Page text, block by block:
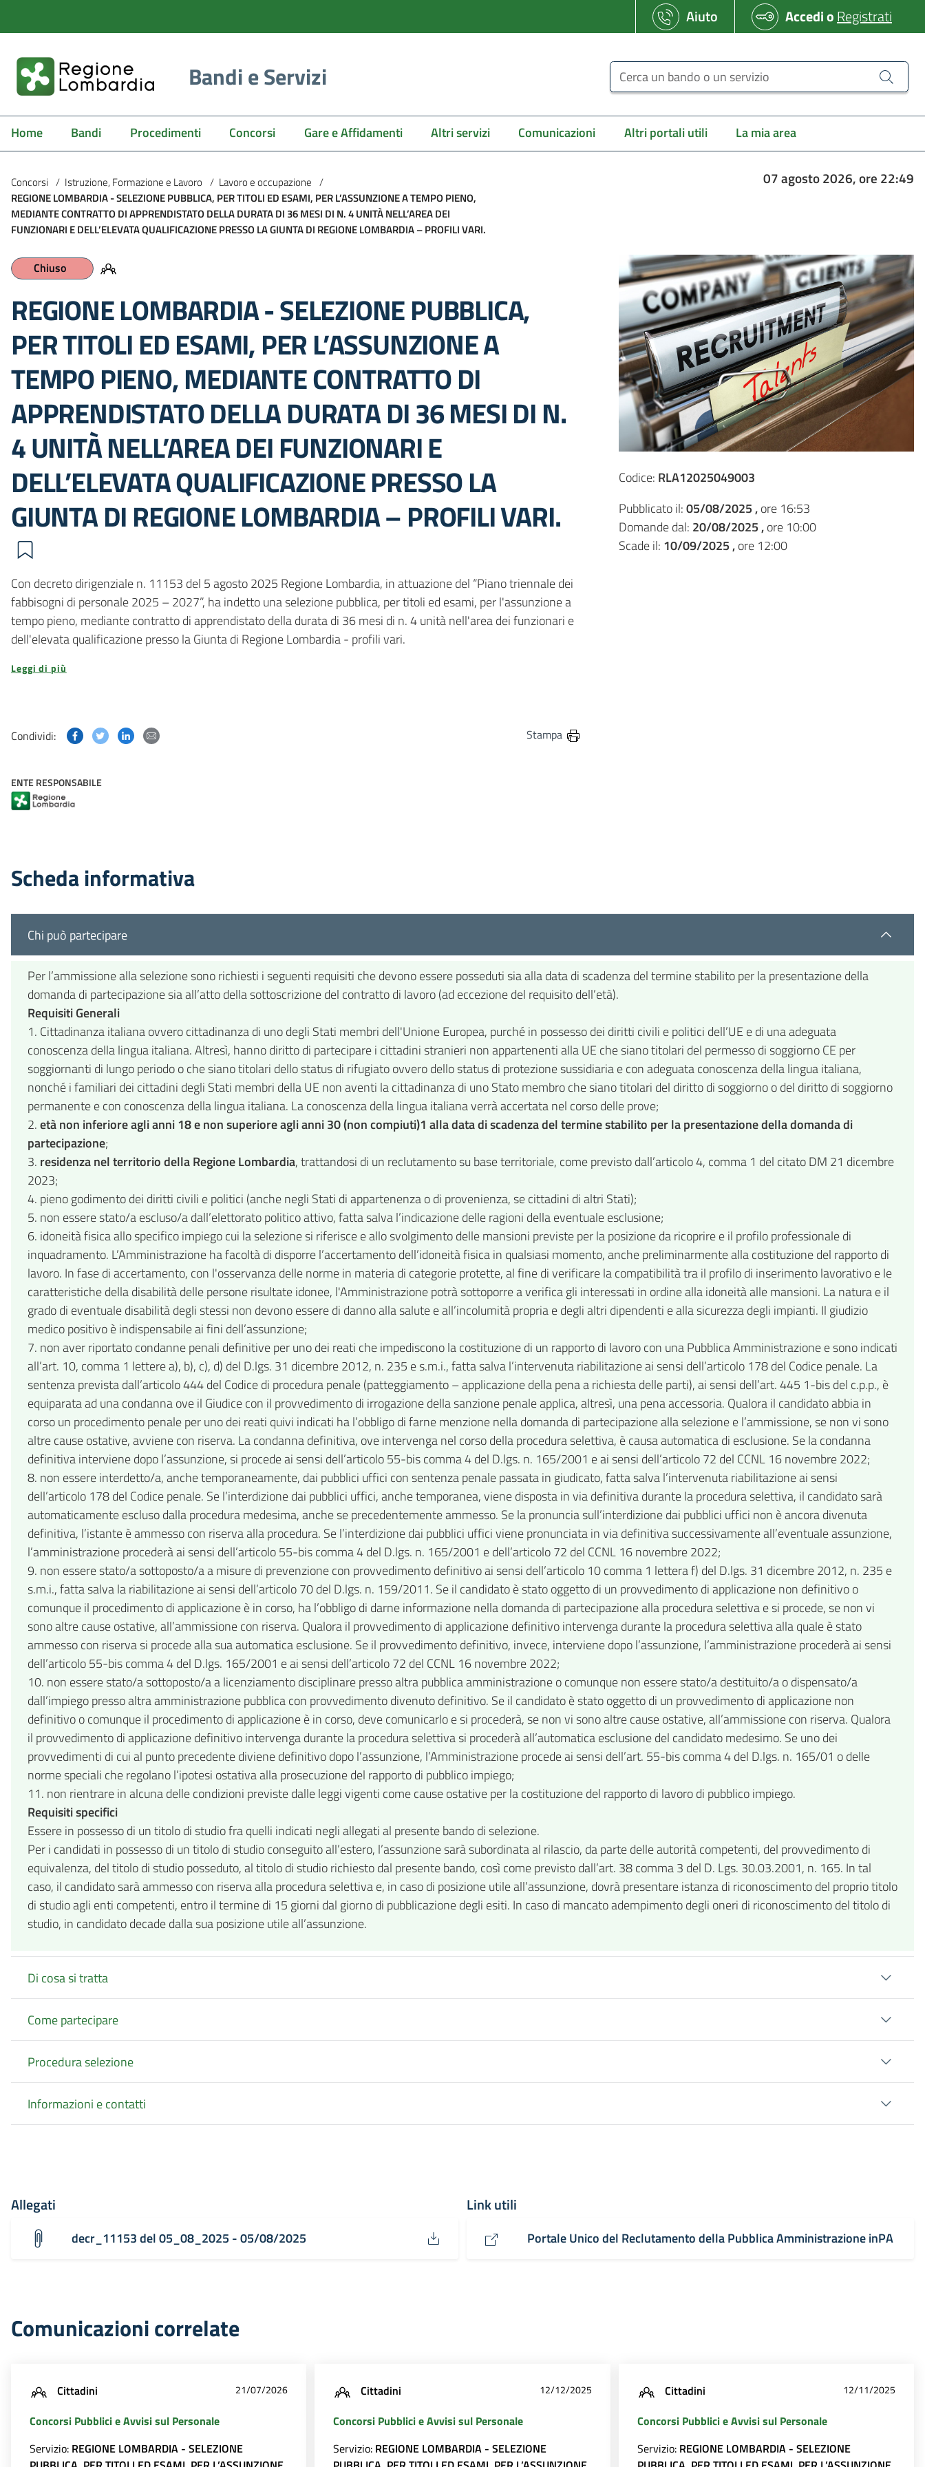
Aiuto AccedioRegistrati
Bandi e Servizi Cerca un bando o un servizio
Home Bandi Procedimenti Concorsi Gare e Affidamenti Altri servizi Comunicazioni Altri portali utili La mia area
Concorsi / Istruzione, Formazione e Lavoro / Lavoro e occupazione /
REGIONE LOMBARDIA - SELEZIONE PUBBLICA, PER TITOLI ED ESAMI, PER L’ASSUNZIONE A TEMPO PIENO,
MEDIANTE CONTRATTO DI APPRENDISTATO DELLA DURATA DI 36 MESI DI N. 4 UNITÀ NELL’AREA DEI
FUNZIONARI E DELL’ELEVATA QUALIFICAZIONE PRESSO LA GIUNTA DI REGIONE LOMBARDIA – PROFILI VARI.
07 agosto 2026, ore 22:49
Chiuso
REGIONE LOMBARDIA - SELEZIONE PUBBLICA,
PER TITOLI ED ESAMI, PER L’ASSUNZIONE A
TEMPO PIENO, MEDIANTE CONTRATTO DI
APPRENDISTATO DELLA DURATA DI 36 MESI DI N.
4 UNITÀ NELL’AREA DEI FUNZIONARI E
DELL’ELEVATA QUALIFICAZIONE PRESSO LA
GIUNTA DI REGIONE LOMBARDIA – PROFILI VARI.
Con decreto dirigenziale n. 11153 del 5 agosto 2025 Regione Lombardia, in attuazione del “Piano triennale dei
fabbisogni di personale 2025 – 2027”, ha indetto una selezione pubblica, per titoli ed esami, per l'assunzione a
tempo pieno, mediante contratto di apprendistato della durata di 36 mesi di n. 4 unità nell'area dei funzionari e
dell'elevata qualificazione presso la Giunta di Regione Lombardia - profili vari.
Leggi di più
Condividi: Condividi questa pagina su Facebook
Condividi questa pagina su Twitter
Condividi questa pagina su Linkedin Stampa
ENTE RESPONSABILE
Codice: RLA12025049003
Pubblicato il:05/08/2025 ,ore 16:53
Domande dal: 20/08/2025 ,ore 10:00
Scade il: 10/09/2025 ,ore 12:00
Scheda informativa
Chi può partecipare
Per l’ammissione alla selezione sono richiesti i seguenti requisiti che devono essere posseduti sia alla data di scadenza del termine stabilito per la presentazione della
domanda di partecipazione sia all’atto della sottoscrizione del contratto di lavoro (ad eccezione del requisito dell’età).
Requisiti Generali
1. Cittadinanza italiana ovvero cittadinanza di uno degli Stati membri dell'Unione Europea, purché in possesso dei diritti civili e politici dell’UE e di una adeguata
conoscenza della lingua italiana. Altresì, hanno diritto di partecipare i cittadini stranieri non appartenenti alla UE che siano titolari del permesso di soggiorno CE per
soggiornanti di lungo periodo o che siano titolari dello status di rifugiato ovvero dello status di protezione sussidiaria e con adeguata conoscenza della lingua italiana,
nonché i familiari dei cittadini degli Stati membri della UE non aventi la cittadinanza di uno Stato membro che siano titolari del diritto di soggiorno o del diritto di soggiorno
permanente e con conoscenza della lingua italiana. La conoscenza della lingua italiana verrà accertata nel corso delle prove;
2.età non inferiore agli anni 18 e non superiore agli anni 30 (non compiuti)1 alla data di scadenza del termine stabilito per la presentazione della domanda di
partecipazione;
3. residenza nel territorio della Regione Lombardia, trattandosi di un reclutamento su base territoriale, come previsto dall’articolo 4, comma 1 del citato DM 21 dicembre
2023;
4. pieno godimento dei diritti civili e politici (anche negli Stati di appartenenza o di provenienza, se cittadini di altri Stati);
5. non essere stato/a escluso/a dall’elettorato politico attivo, fatta salva l’indicazione delle ragioni della eventuale esclusione;
6. idoneità fisica allo specifico impiego cui la selezione si riferisce e allo svolgimento delle mansioni previste per la posizione da ricoprire e il profilo professionale di
inquadramento. L’Amministrazione ha facoltà di disporre l’accertamento dell’idoneità fisica in qualsiasi momento, anche preliminarmente alla costituzione del rapporto di
lavoro. In fase di accertamento, con l'osservanza delle norme in materia di categorie protette, al fine di verificare la compatibilità tra il profilo di inserimento lavorativo e le
caratteristiche della disabilità delle persone risultate idonee, l'Amministrazione potrà sottoporre a verifica gli interessati in ordine alla idoneità alle mansioni. La natura e il
grado di eventuale disabilità degli stessi non devono essere di danno alla salute e all’incolumità propria e degli altri dipendenti e alla sicurezza degli impianti. Il giudizio
medico positivo è indispensabile ai fini dell’assunzione;
7. non aver riportato condanne penali definitive per uno dei reati che impediscono la costituzione di un rapporto di lavoro con una Pubblica Amministrazione e sono indicati
all’art. 10, comma 1 lettere a), b), c), d) del D.lgs. 31 dicembre 2012, n. 235 e s.m.i., fatta salva l’intervenuta riabilitazione ai sensi dell’articolo 178 del Codice penale. La
sentenza prevista dall’articolo 444 del Codice di procedura penale (patteggiamento – applicazione della pena a richiesta delle parti), ai sensi dell’art. 445 1-bis del c.p.p., è
equiparata ad una condanna ove il Giudice con il provvedimento di irrogazione della sanzione penale applica, altresì, una pena accessoria. Qualora il candidato abbia in
corso un procedimento penale per uno dei reati quivi indicati ha l’obbligo di farne menzione nella domanda di partecipazione alla selezione e l’ammissione, se non vi sono
altre cause ostative, avviene con riserva. La condanna definitiva, ove intervenga nel corso della procedura selettiva, è causa automatica di esclusione. Se la condanna
definitiva interviene dopo l’assunzione, si procede ai sensi dell’articolo 55-bis comma 4 del D.lgs. n. 165/2001 e ai sensi dell’articolo 72 del CCNL 16 novembre 2022;
8. non essere interdetto/a, anche temporaneamente, dai pubblici uffici con sentenza penale passata in giudicato, fatta salva l’intervenuta riabilitazione ai sensi
dell’articolo 178 del Codice penale. Se l’interdizione dai pubblici uffici, anche temporanea, viene disposta in via definitiva durante la procedura selettiva, il candidato sarà
automaticamente escluso dalla procedura medesima, anche se precedentemente ammesso. Se la pronuncia sull’interdizione dai pubblici uffici non è ancora divenuta
definitiva, l’istante è ammesso con riserva alla procedura. Se l’interdizione dai pubblici uffici viene pronunciata in via definitiva successivamente all’eventuale assunzione,
l’amministrazione procederà ai sensi dell’articolo 55-bis comma 4 del D.lgs. n. 165/2001 e dell’articolo 72 del CCNL 16 novembre 2022;
9. non essere stato/a sottoposto/a a misure di prevenzione con provvedimento definitivo ai sensi dell’articolo 10 comma 1 lettera f) del D.lgs. 31 dicembre 2012, n. 235 e
s.m.i., fatta salva la riabilitazione ai sensi dell’articolo 70 del D.lgs. n. 159/2011. Se il candidato è stato oggetto di un provvedimento di applicazione non definitivo o
comunque il procedimento di applicazione è in corso, ha l’obbligo di darne informazione nella domanda di partecipazione alla procedura selettiva e si procede, se non vi
sono altre cause ostative, all’ammissione con riserva. Qualora il provvedimento di applicazione definitivo intervenga durante la procedura selettiva alla quale è stato
ammesso con riserva si procede alla sua automatica esclusione. Se il provvedimento definitivo, invece, interviene dopo l’assunzione, l’amministrazione procederà ai sensi
dell’articolo 55-bis comma 4 del D.lgs. 165/2001 e ai sensi dell’articolo 72 del CCNL 16 novembre 2022;
10. non essere stato/a sottoposto/a a licenziamento disciplinare presso altra pubblica amministrazione o comunque non essere stato/a destituito/a o dispensato/a
dall’impiego presso altra amministrazione pubblica con provvedimento divenuto definitivo. Se il candidato è stato oggetto di un provvedimento di applicazione non
definitivo o comunque il procedimento di applicazione è in corso, deve comunicarlo e si procederà, se non vi sono altre cause ostative, all’ammissione con riserva. Qualora
il provvedimento di applicazione definitivo intervenga durante la procedura selettiva si procederà all’automatica esclusione del candidato medesimo. Se uno dei
provvedimenti di cui al punto precedente diviene definitivo dopo l’assunzione, l’Amministrazione procede ai sensi dell’art. 55-bis comma 4 del D.lgs. n. 165/01 o delle
norme speciali che regolano l’ipotesi ostativa alla prosecuzione del rapporto di pubblico impiego;
11. non rientrare in alcuna delle condizioni previste dalle leggi vigenti come cause ostative per la costituzione del rapporto di lavoro di pubblico impiego.
Requisiti specifici
Essere in possesso di un titolo di studio fra quelli indicati negli allegati al presente bando di selezione.
Per i candidati in possesso di un titolo di studio conseguito all’estero, l’assunzione sarà subordinata al rilascio, da parte delle autorità competenti, del provvedimento di
equivalenza, del titolo di studio posseduto, al titolo di studio richiesto dal presente bando, così come previsto dall’art. 38 comma 3 del D. Lgs. 30.03.2001, n. 165. In tal
caso, il candidato sarà ammesso con riserva alla procedura selettiva e, in caso di posizione utile all’assunzione, dovrà presentare istanza di riconoscimento del proprio titolo
di studio agli enti competenti, entro il termine di 15 giorni dal giorno di pubblicazione degli esiti. In caso di mancato adempimento degli oneri di riconoscimento del titolo di
studio, in candidato decade dalla sua posizione utile all’assunzione.
Di cosa si tratta
Come partecipare
Procedura selezione
Informazioni e contatti
Allegati
decr_11153 del 05_08_2025 - 05/08/2025
Link utili
Portale Unico del Reclutamento della Pubblica Amministrazione inPA
Comunicazioni correlate
Cittadini 21/07/2026
Concorsi Pubblici e Avvisi sul Personale
Servizio: REGIONE LOMBARDIA - SELEZIONE
Cittadini 12/12/2025
Concorsi Pubblici e Avvisi sul Personale
Servizio: REGIONE LOMBARDIA - SELEZIONE
Cittadini 12/11/2025
Concorsi Pubblici e Avvisi sul Personale
Servizio: REGIONE LOMBARDIA - SELEZIONE